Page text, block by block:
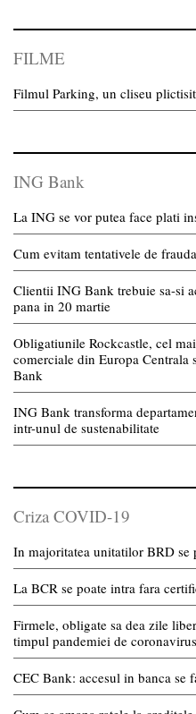
FILME
Filmul Parking, un cliseu
ING Bank
La ING se vor putea face plati
Cum evitam tentativele de
Clientii ING Bank trebuie sa-si
pana in 20 martie
Obligatiunile Rockcastle, cel
comerciale din Europa Centrala
Bank
ING Bank transforma
intr-unul de sustenabilitate
Criza COVID-19
In majoritatea unitatilor BRD se
La BCR se poate intra fara
Firmele, obligate sa dea zile
timpul pandemiei de coronavirus
CEC Bank: accesul in banca se